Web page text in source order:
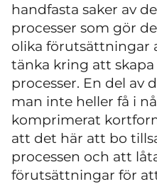
handfasta saker av
processer som gör
olika förutsättningar
tänka kring att
processer. En del av
man inte heller få i
komprimerat
att det här att bo
processen och att
förutsättningar för